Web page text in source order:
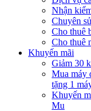
Nhận
Chuyên
Cho thuê
Cho thuê
Khuyến mãi
Giảm 30
Mua máy
tặng 1
Khuyến
Mu